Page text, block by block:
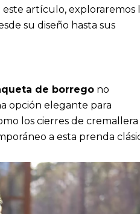
artículo, exploraremos
su diseño hasta sus
de borregono
opción elegante para
los cierres de cremallera
a esta prenda